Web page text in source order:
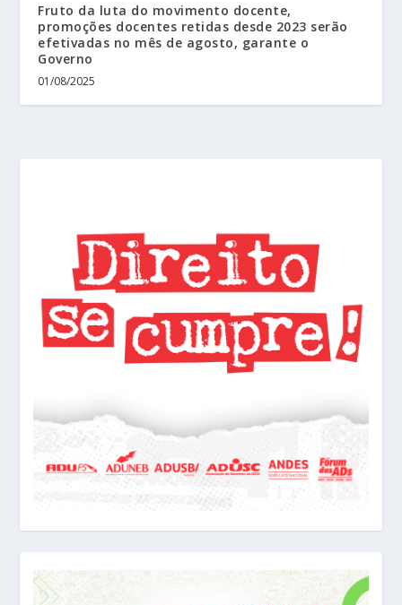
Fruto da luta do movimento docente,
promoções docentes retidas desde 2023 serão
efetivadas no mês de agosto, garante o
Governo
01/08/2025